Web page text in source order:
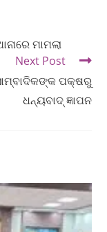
ମାମଲା
Next Post
ପକ୍ଷରୁ
ଧନ୍ୟବାଦ୍ ଜ୍ଞାପନ